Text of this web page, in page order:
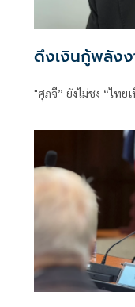
ดึงเงินกู้พลังง
"ศุภจี” ยังไม่ชง “ไทย